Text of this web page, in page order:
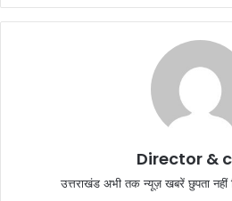
Director &
उत्तराखंड अभी तक न्यूज़ खबरें छुपता नहीं